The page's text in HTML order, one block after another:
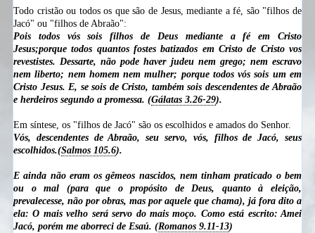
Todo cristão ou todos os que são de Jesus, mediante a fé, são "filhos de
Jacó" ou "filhos de Abraão":
Pois todos vós sois filhos de Deus mediante a fé em Cristo
Jesus;porque todos quantos fostes batizados em Cristo de Cristo vos
revestistes. Dessarte, não pode haver judeu nem grego; nem escravo
nem liberto; nem homem nem mulher; porque todos vós sois um em
Cristo Jesus. E, se sois de Cristo, também sois descendentes de Abraão
e herdeiros segundo a promessa. (Gálatas 3.26-29).
Em síntese, os "filhos de Jacó" são os escolhidos e amados do Senhor.
Vós, descendentes de Abraão, seu servo, vós, filhos de Jacó, seus
escolhidos.(Salmos 105.6).
E ainda não eram os gêmeos nascidos, nem tinham praticado o bem
ou o mal (para que o propósito de Deus, quanto à eleição,
prevalecesse, não por obras, mas por aquele que chama), já fora dito a
ela: O mais velho será servo do mais moço. Como está escrito: Amei
Jacó, porém me aborreci de Esaú. (Romanos 9.11-13)